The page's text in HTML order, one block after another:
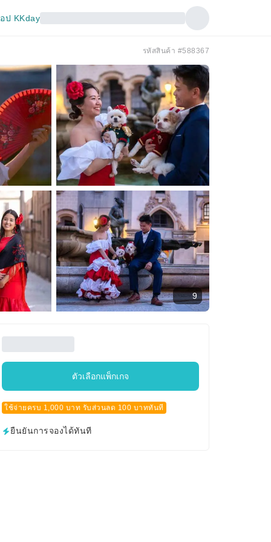
ป KKday
รหัสสินค้า #588367
9
ตัวเลือกแพ็กเกจ
ใช้จ่ายครบ 1,000 บาท รับส่วนลด 100 บาททันที
ยืนยันการจองได้ทันที